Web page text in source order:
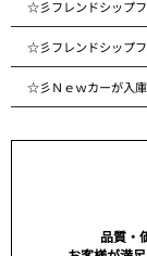
☆彡フレンドシップ
☆彡フレンドシップ
☆彡Ｎｅｗカーが入
品質・